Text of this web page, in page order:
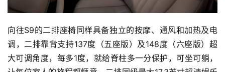
向往S9的二排座椅同样具备独立的按摩、通风和加热及电
调，二排靠背支持137度（五座版）及148度（六座版）超
大可调角度，每多1度，就给脊柱多一分保护，可坐可躺，